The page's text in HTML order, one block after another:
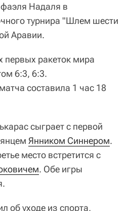
Надаля в
турнира "Шлем шести
Аравии.
первых ракеток мира
6:3, 6:3.
составила 1 час 18
сыграет с первой
Янником Синнером.
место встретится с
. Обе игры
об уходе из спорта,